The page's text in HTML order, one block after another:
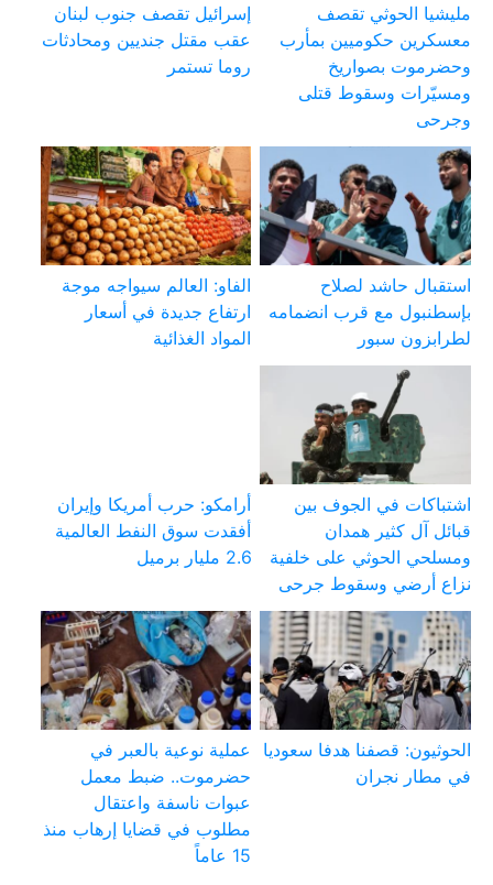
مليشيا الحوثي تقصف
معسكرين حكوميين بمأرب
وحضرموت بصواريخ
ومسيّرات وسقوط قتلى
وجرحى
إسرائيل تقصف جنوب لبنان
عقب مقتل جنديين ومحادثات
روما تستمر
استقبال حاشد لصلاح
بإسطنبول مع قرب انضمامه
لطرابزون سبور
الفاو: العالم سيواجه موجة
ارتفاع جديدة في أسعار
المواد الغذائية
اشتباكات في الجوف بين
قبائل آل كثير همدان
ومسلحي الحوثي على خلفية
نزاع أرضي وسقوط جرحى
أرامكو: حرب أمريكا وإيران
أفقدت سوق النفط العالمية
2.6 مليار برميل
الحوثيون: قصفنا هدفا سعوديا
في مطار نجران
عملية نوعية بالعبر في
حضرموت.. ضبط معمل
عبوات ناسفة واعتقال
مطلوب في قضايا إرهاب منذ
15 عاماً